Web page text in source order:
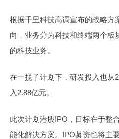
根据千里科技高调宣布的战略方
向，业务分为科技和终端两个板
的科技业务。
在一揽子计划下，研发投入也从
入2.88亿元。
此次计划港股IPO，目标在于整
能化解决方案。IPO募资也将主